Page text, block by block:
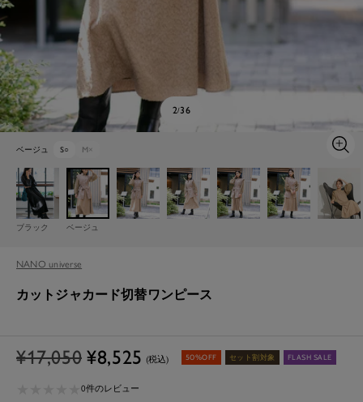
2/36
ベージュ S○ M×
ズ
ム
イ
ン
ブラック
ベージュ
NANO universe
カットジャカード切替ワンピース
通
¥17,050 セ
ル
¥8,525 (税込) 50%OFF セット割対象 FLASH SALE
0件のレビュー